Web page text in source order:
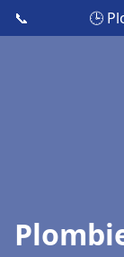
📞 🕒